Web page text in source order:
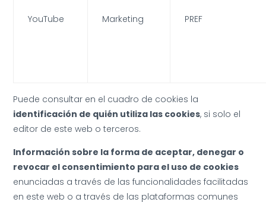
YouTube Marketing PREF
Puede consultar en el cuadro de cookies la
identificación de quién utiliza las cookies, si solo el
editor de este web o terceros.
Información sobre la forma de aceptar, denegar o
revocar el consentimiento para el uso de cookies
enunciadas a través de las funcionalidades facilitadas
en este web o a través de las plataformas comunes